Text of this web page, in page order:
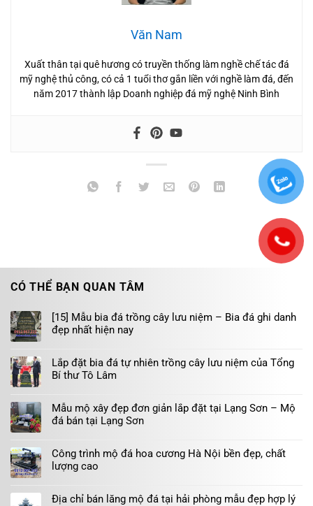
Văn Nam
Xuất thân tại quê hương có truyền thống làm nghề chế tác đá
mỹ nghệ thủ công, có cả 1 tuổi thơ gắn liền với nghề làm đá, đến
năm 2017 thành lập Doanh nghiệp đá mỹ nghệ Ninh Bình
CÓ THỂ BẠN QUAN TÂM
[15] Mẫu bia đá trồng cây lưu niệm – Bia đá ghi danh
đẹp nhất hiện nay
Lắp đặt bia đá tự nhiên trồng cây lưu niệm của Tổng
Bí thư Tô Lâm
Mẫu mộ xây đẹp đơn giản lắp đặt tại Lạng Sơn – Mộ
đá bán tại Lạng Sơn
Công trình mộ đá hoa cương Hà Nội bền đẹp, chất
lượng cao
Địa chỉ bán lăng mộ đá tại hải phòng mẫu đẹp hợp lý